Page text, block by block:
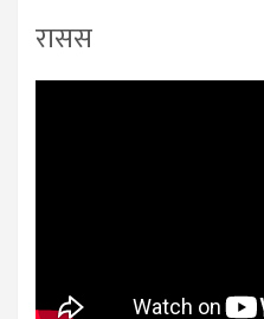
रासस